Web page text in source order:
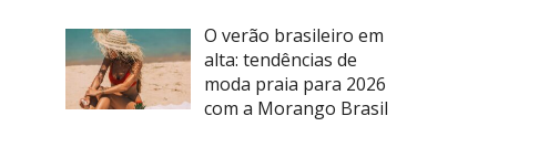
O verão brasileiro em
alta: tendências de
moda praia para 2026
com a Morango Brasil